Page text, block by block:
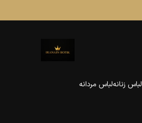
لباس زنانهلباس مردانه